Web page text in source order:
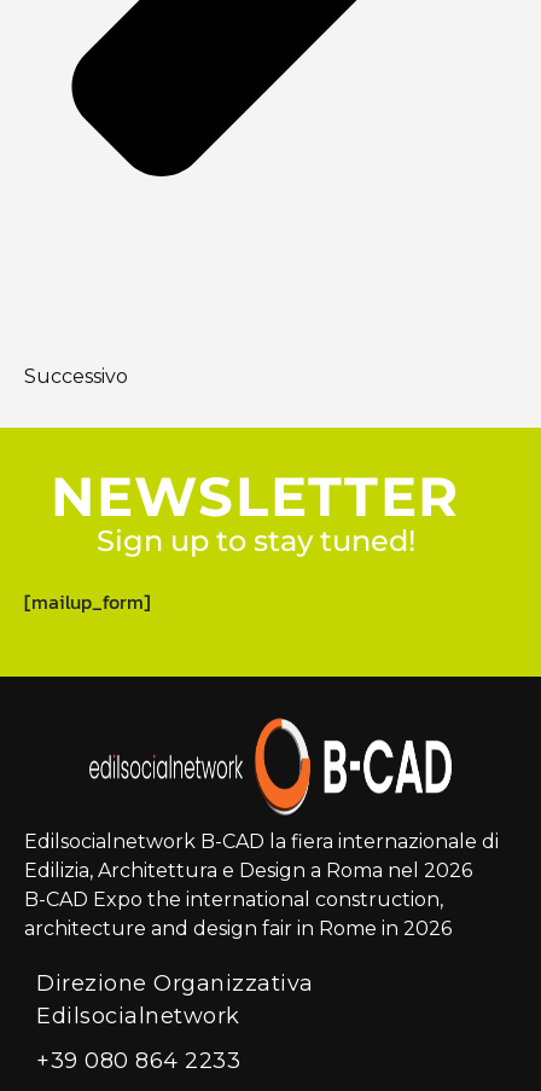
Successivo
NEWSLETTER
Sign up to stay tuned!
[mailup_form]
Edilsocialnetwork B-CAD la fiera internazionale di
Edilizia, Architettura e Design a Roma nel 2026
B-CAD Expo the international construction,
architecture and design fair in Rome in 2026
Direzione Organizzativa
Edilsocialnetwork
+39 080 864 2233